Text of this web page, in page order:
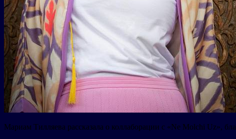
Мариам Тилляева рассказала о коллаборации с «Ne Molchi Uz»,